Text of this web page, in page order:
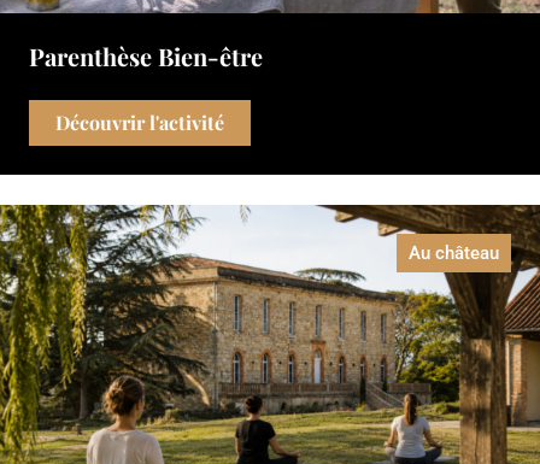
Parenthèse Bien-être
Découvrir l'activité
Au château